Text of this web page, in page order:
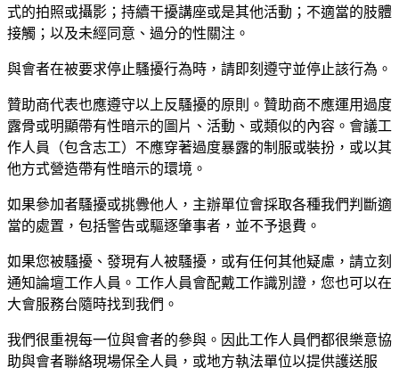
式的拍照或攝影；持續干擾講座或是其他活動；不適當的肢體
接觸；以及未經同意、過分的性關注。
與會者在被要求停止騷擾行為時，請即刻遵守並停止該行為。
贊助商代表也應遵守以上反騷擾的原則。贊助商不應運用過度
露骨或明顯帶有性暗示的圖片、活動、或類似的內容。會議工
作人員（包含志工）不應穿著過度暴露的制服或裝扮，或以其
他方式營造帶有性暗示的環境。
如果參加者騷擾或挑釁他人，主辦單位會採取各種我們判斷適
當的處置，包括警告或驅逐肇事者，並不予退費。
如果您被騷擾、發現有人被騷擾，或有任何其他疑慮，請立刻
通知論壇工作人員。工作人員會配戴工作識別證，您也可以在
大會服務台隨時找到我們。
我們很重視每一位與會者的參與。因此工作人員們都很樂意協
助與會者聯絡現場保全人員，或地方執法單位以提供護送服